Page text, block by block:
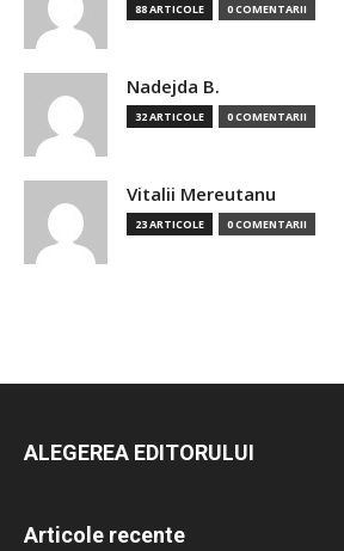
88 ARTICOLE 0 COMENTARII
Nadejda B.
32 ARTICOLE 0 COMENTARII
Vitalii Mereutanu
23 ARTICOLE 0 COMENTARII
ALEGEREA EDITORULUI
Articole recente